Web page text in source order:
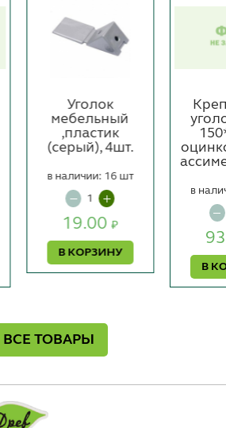
Уголок
мебельный
,пластик
(серый), 4шт.
19.00₽
В КОРЗИНУ
в наличии: 16 шт
В
в
ВСЕ ТОВАРЫ